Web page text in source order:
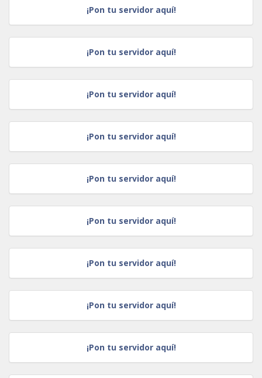
¡Pon tu servidor aquí!
¡Pon tu servidor aquí!
¡Pon tu servidor aquí!
¡Pon tu servidor aquí!
¡Pon tu servidor aquí!
¡Pon tu servidor aquí!
¡Pon tu servidor aquí!
¡Pon tu servidor aquí!
¡Pon tu servidor aquí!